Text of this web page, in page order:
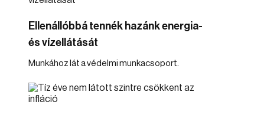
Ellenállóbbá tennék hazánk energia-
és vízellátását
Munkához lát a védelmi munkacsoport.